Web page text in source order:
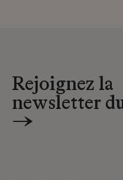
Rejoignez la
newsletter
→